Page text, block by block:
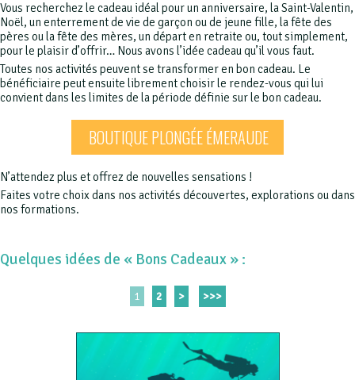
Vous recherchez le cadeau idéal pour un anniversaire, la Saint-Valentin,
Noël, un enterrement de vie de garçon ou de jeune fille, la fête des
pères ou la fête des mères, un départ en retraite ou, tout simplement,
pour le plaisir d’offrir… Nous avons l’idée cadeau qu’il vous faut.
Toutes nos activités peuvent se transformer en bon cadeau. Le
bénéficiaire peut ensuite librement choisir le rendez-vous qui lui
convient dans les limites de la période définie sur le bon cadeau.
BOUTIQUE PLONGÉE ÉMERAUDE
N’attendez plus et offrez de nouvelles sensations !
Faites votre choix dans nos activités découvertes, explorations ou dans
nos formations.
Quelques idées de « Bons Cadeaux » :
1 2 > >>>